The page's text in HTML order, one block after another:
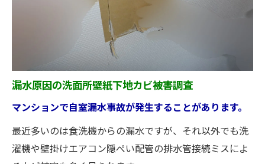
漏水原因の洗面所壁紙下地カビ被害調査
マンションで自室漏水事故が発生することがあります。
最近多いのは食洗機からの漏水ですが、それ以外でも洗
濯機や壁掛けエアコン隠ぺい配管の排水管接続ミスによ